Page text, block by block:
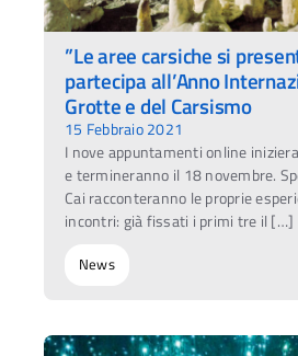
”Le aree carsiche si
partecipa all’Anno
Grotte e del Carsismo
15 Febbraio 2021
I nove appuntamenti online
e termineranno il 18 novembre.
Cai racconteranno le proprie
incontri: già fissati i primi tre il […]
News